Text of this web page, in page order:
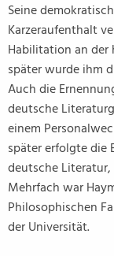
Seine
Karzeraufenthalt
Habilitation an der
später wurde ihm
Auch die
deutsche
einem
später erfolgte die
deutsche
Mehrfach war
Philosophischen
der Universität.